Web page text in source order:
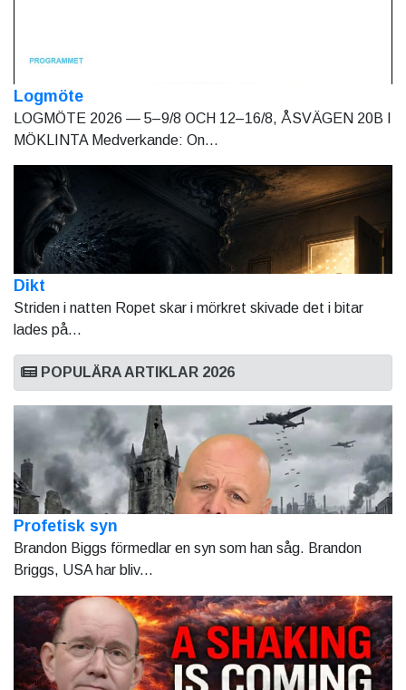
Logmöte
LOGMÖTE 2026 — 5–9/8 OCH 12–16/8, ÅSVÄGEN 20B I
MÖKLINTA Medverkande: On...
Dikt
Striden i natten Ropet skar i mörkret skivade det i bitar
lades på...
POPULÄRA ARTIKLAR 2026
Profetisk syn
Brandon Biggs förmedlar en syn som han såg. Brandon
Briggs, USA har bliv...